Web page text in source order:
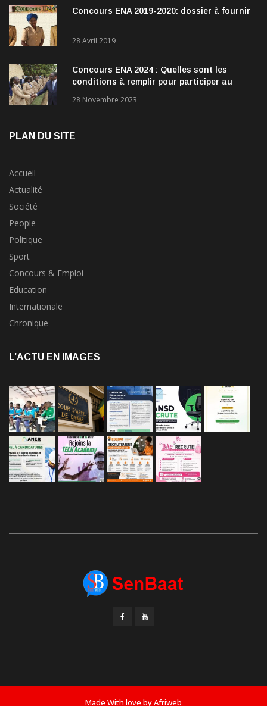
Concours ENA 2019-2020: dossier à fournir
28 Avril 2019
Concours ENA 2024 : Quelles sont les
conditions à remplir pour participer au
28 Novembre 2023
PLAN DU SITE
Accueil
Actualité
Société
People
Politique
Sport
Concours & Emploi
Education
Internationale
Chronique
L’ACTU EN IMAGES
Made With love byAfriweb